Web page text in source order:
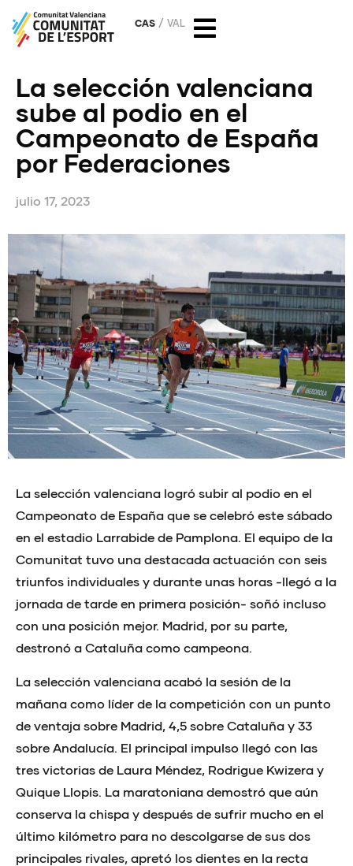
CAS VAL
La selección valenciana
sube al podio en el
Campeonato de España
por Federaciones
julio 17, 2023
La selección valenciana logró subir al podio en el
Campeonato de España que se celebró este sábado
en el estadio Larrabide de Pamplona. El equipo de la
Comunitat tuvo una destacada actuación con seis
triunfos individuales y durante unas horas -llegó a la
jornada de tarde en primera posición- soñó incluso
con una posición mejor. Madrid, por su parte,
destronó a Cataluña como campeona.
La selección valenciana acabó la sesión de la
mañana como líder de la competición con un punto
de ventaja sobre Madrid, 4,5 sobre Cataluña y 33
sobre Andalucía. El principal impulso llegó con las
tres victorias de Laura Méndez, Rodrigue Kwizera y
Quique Llopis. La maratoniana demostró que aún
conserva la chispa y después de sufrir mucho en el
último kilómetro para no descolgarse de sus dos
principales rivales, apretó los dientes en la recta